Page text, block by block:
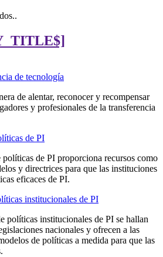
de tecnología
de alentar, reconocer y recompensar
y profesionales de la transferencia
de PI
de PI proporciona recursos como
y directrices para que las instituciones
eficaces de PI.
institucionales de PI
políticas institucionales de PI se hallan
nacionales y ofrecen a las
de políticas a medida para que las